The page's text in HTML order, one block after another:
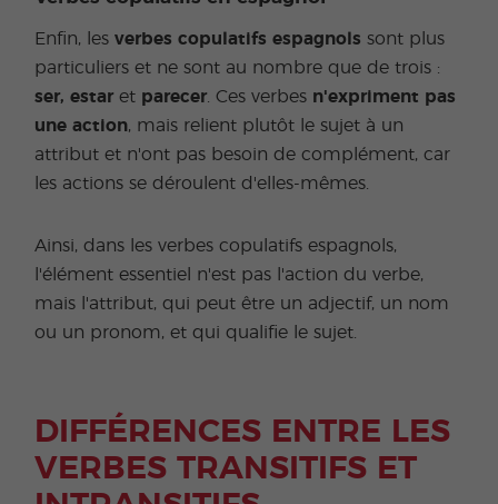
Enfin, lesverbes copulatifs espagnols sont plus
particuliers et ne sont au nombre que de trois :
ser, estar et parecer . Ces verbes n'expriment pas
une action, mais relient plutôt le sujet à un
attribut et n'ont pas besoin de complément, car
les actions se déroulent d'elles-mêmes.
Ainsi, dans les verbes copulatifs espagnols,
l'élément essentiel n'est pas l'action du verbe,
mais l'attribut, qui peut être un adjectif, un nom
ou un pronom, et qui qualifie le sujet.
DIFFÉRENCES ENTRE LES
VERBES TRANSITIFS ET